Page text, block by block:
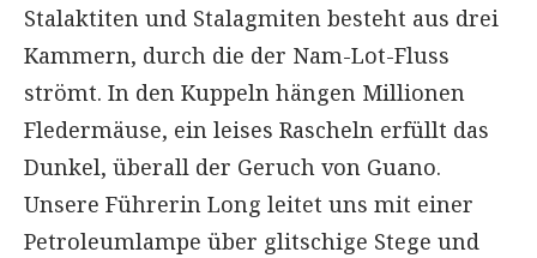
Stalaktiten und Stalagmiten besteht aus drei
Kammern, durch die der Nam-Lot-Fluss
strömt. In den Kuppeln hängen Millionen
Fledermäuse, ein leises Rascheln erfüllt das
Dunkel, überall der Geruch von Guano.
Unsere Führerin Long leitet uns mit einer
Petroleumlampe über glitschige Stege und